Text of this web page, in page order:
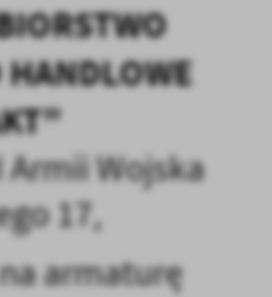
Armii Wojska
17,
armaturę